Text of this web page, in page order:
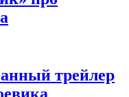
трейлер